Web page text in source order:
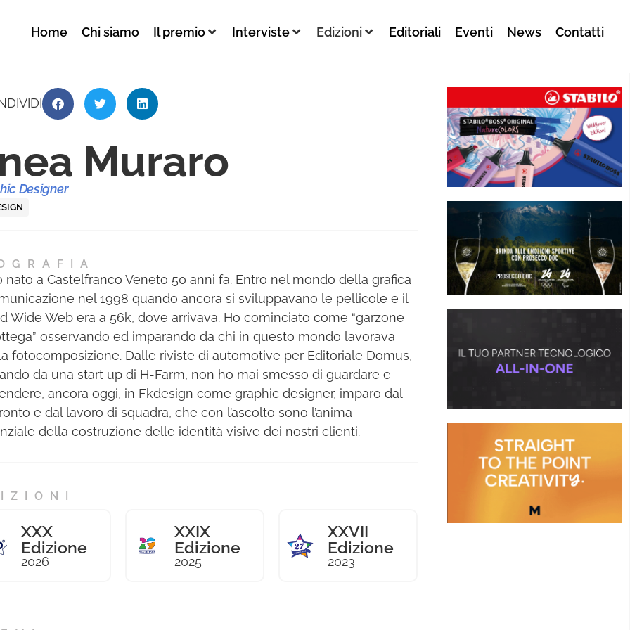
Home Chi siamo Il premio Interviste Edizioni Editoriali Eventi News Contatti
Muraro
Designer
nato a Castelfranco Veneto 50 anni fa. Entro nel mondo della grafica
nel 1998 quando ancora si sviluppavano le pellicole e il
Wide Web era a 56k, dove arrivava. Ho cominciato come “garzone
osservando ed imparando da chi in questo mondo lavorava
fotocomposizione. Dalle riviste di automotive per Editoriale Domus,
da una start up di H-Farm, non ho mai smesso di guardare e
ancora oggi, in Fkdesign come graphic designer, imparo dal
e dal lavoro di squadra, che con l’ascolto sono l’anima
della costruzione delle identità visive dei nostri clienti.
XXX
Edizione
2026
XXIX
Edizione
2025
XXVII
Edizione
2023